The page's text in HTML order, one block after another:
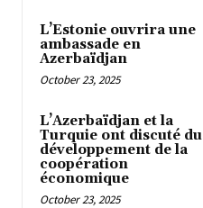
L’Estonie ouvrira une
ambassade en
Azerbaïdjan
October 23, 2025
L’Azerbaïdjan et la
Turquie ont discuté du
développement de la
coopération
économique
October 23, 2025